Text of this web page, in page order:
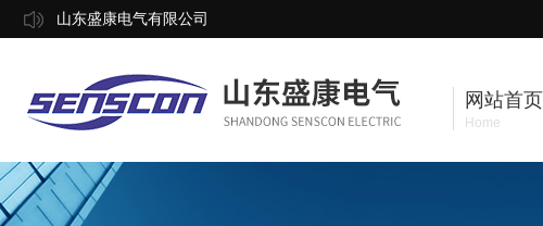
山东盛康电气有限公司
网站首页
Home